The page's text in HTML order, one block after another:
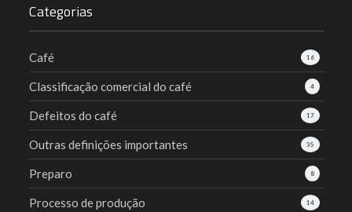
Categorias
16
Café
4
Classificação comercial do café
17
Defeitos do café
35
Outras definições importantes
8
Preparo
14
Processo de produção